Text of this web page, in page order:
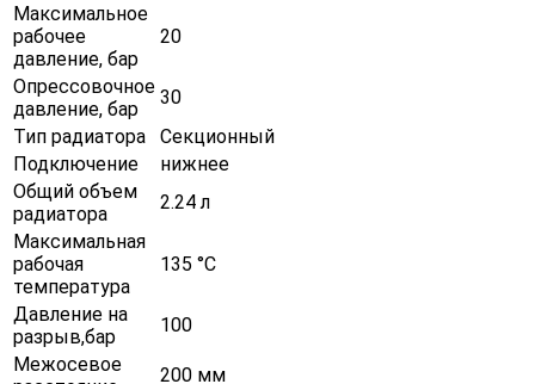
Максимальное
рабочее
давление, бар
20
Опрессовочное
давление, бар
30
Тип радиатора
Секционный
Подключение
нижнее
Общий объем
радиатора
2.24 л
Максимальная
рабочая
температура
135 °С
Давление на
разрыв,бар
100
Межосевое
200 мм